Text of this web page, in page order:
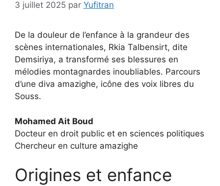
3 juillet 2025 par Yufitran
De la douleur de l’enfance à la grandeur des
scènes internationales, Rkia Talbensirt, dite
Demsiriya, a transformé ses blessures en
mélodies montagnardes inoubliables. Parcours
d’une diva amazighe, icône des voix libres du
Souss.
Mohamed Ait Boud
Docteur en droit public et en sciences politiques
Chercheur en culture amazighe
Origines et enfance